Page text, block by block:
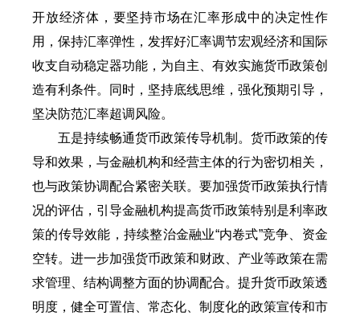
开放经济体，要坚持市场在汇率形成中的决定性作
用，保持汇率弹性，发挥好汇率调节宏观经济和国际
收支自动稳定器功能，为自主、有效实施货币政策创
造有利条件。同时，坚持底线思维，强化预期引导，
坚决防范汇率超调风险。
五是持续畅通货币政策传导机制。货币政策的传
导和效果，与金融机构和经营主体的行为密切相关，
也与政策协调配合紧密关联。要加强货币政策执行情
况的评估，引导金融机构提高货币政策特别是利率政
策的传导效能，持续整治金融业“内卷式”竞争、资金
空转。进一步加强货币政策和财政、产业等政策在需
求管理、结构调整方面的协调配合。提升货币政策透
明度，健全可置信、常态化、制度化的政策宣传和市